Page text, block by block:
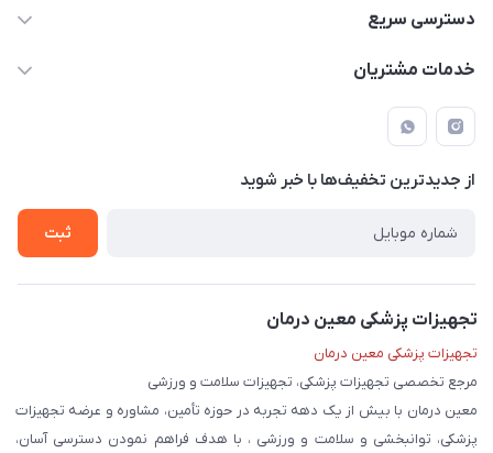
09171843500 و 07152240182
دسترسی سریع
حساب کاربری
لیست محصولات
درباره ما
خدمات مشتریان
راهنما
قوانین و مقررات
حریم خصوصی
از جدید‌ترین تخفیف‌ها با‌ خبر شوید
ثبت
تجهیزات پزشکی معین درمان
تجهیزات پزشکی معین درمان
مرجع تخصصی تجهیزات پزشکی، تجهیزات سلامت و ورزشی
معین درمان با بیش از یک دهه تجربه در حوزه تأمین، مشاوره و عرضه تجهیزات
پزشکی، توانبخشی و سلامت و ورزشی ، با هدف فراهم نمودن دسترسی آسان،